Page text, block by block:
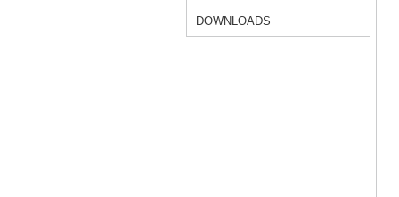
DOWNLOADS